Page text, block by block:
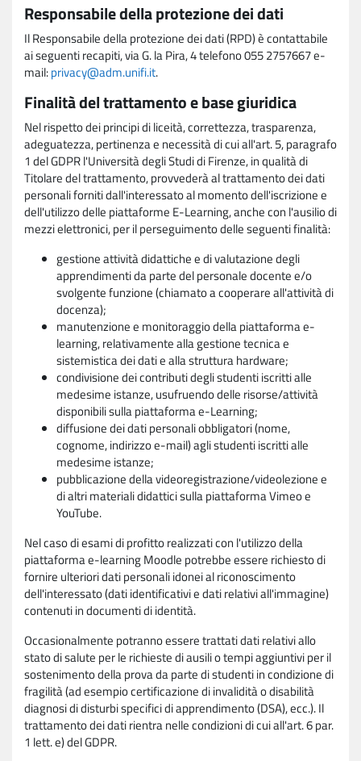
Responsabile della protezione dei dati
Il Responsabile della protezione dei dati (RPD) è contattabile
ai seguenti recapiti, via G. la Pira, 4 telefono 055 2757667 e-
mail:privacy@adm.unifi.it.
Finalità del trattamento e base giuridica
Nel rispetto dei principi di liceità, correttezza, trasparenza,
adeguatezza, pertinenza e necessità di cui all'art. 5, paragrafo
1 del GDPR l'Università degli Studi di Firenze, in qualità di
Titolare del trattamento, provvederà al trattamento dei dati
personali forniti dall'interessato al momento dell'iscrizione e
dell'utilizzo delle piattaforme E-Learning, anche con l'ausilio di
mezzi elettronici, per il perseguimento delle seguenti finalità:
gestione attività didattiche e di valutazione degli
apprendimenti da parte del personale docente e/o
svolgente funzione (chiamato a cooperare all'attività di
docenza);
manutenzione e monitoraggio della piattaforma e-
learning, relativamente alla gestione tecnica e
sistemistica dei dati e alla struttura hardware;
condivisione dei contributi degli studenti iscritti alle
medesime istanze, usufruendo delle risorse/attività
disponibili sulla piattaforma e-Learning;
diffusione dei dati personali obbligatori (nome,
cognome, indirizzo e-mail) agli studenti iscritti alle
medesime istanze;
pubblicazione della videoregistrazione/videolezione e
di altri materiali didattici sulla piattaforma Vimeo e
YouTube.
Nel caso di esami di profitto realizzati con l'utilizzo della
piattaforma e-learning Moodle potrebbe essere richiesto di
fornire ulteriori dati personali idonei al riconoscimento
dell'interessato (dati identificativi e dati relativi all'immagine)
contenuti in documenti di identità.
Occasionalmente potranno essere trattati dati relativi allo
stato di salute per le richieste di ausili o tempi aggiuntivi per il
sostenimento della prova da parte di studenti in condizione di
fragilità (ad esempio certificazione di invalidità o disabilità
diagnosi di disturbi specifici di apprendimento (DSA), ecc.). Il
trattamento dei dati rientra nelle condizioni di cui all'art. 6 par.
1 lett. e) del GDPR.